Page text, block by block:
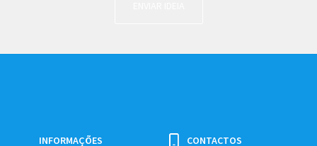
INFORMAÇÕES CONTACTOS